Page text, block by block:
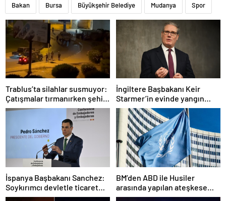
Bakan Bursa Büyükşehir Belediye Mudanya Spor
Trablus’ta silahlar susmuyor:
Çatışmalar tırmanırken şehir
alarmda
İngiltere Başbakanı Keir
Starmer’in evinde yangın
çıktı
İspanya Başbakanı Sanchez:
Soykırımcı devletle ticaret
yapmayız
BM’den ABD ile Husiler
arasında yapılan ateşkese
ilişkin değerlendirme